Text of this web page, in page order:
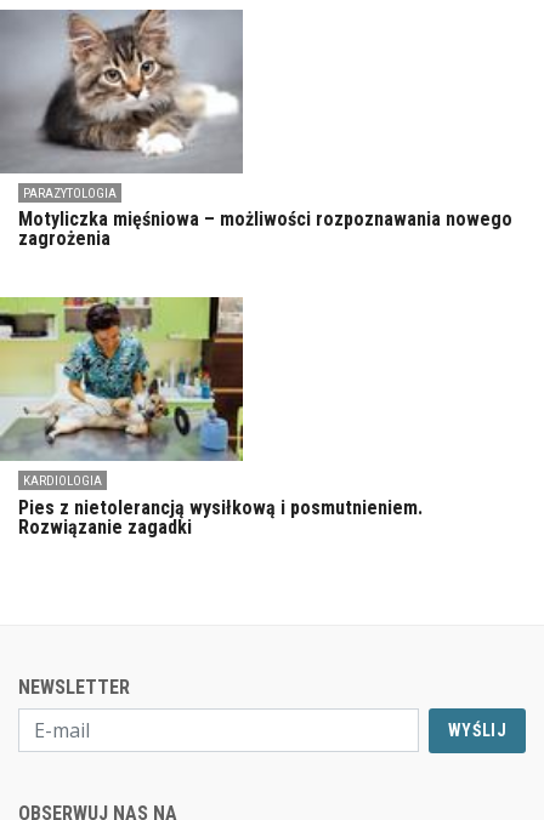
PARAZYTOLOGIA
Motyliczka mięśniowa – możliwości rozpoznawania nowego
zagrożenia
KARDIOLOGIA
Pies z nietolerancją wysiłkową i posmutnieniem.
Rozwiązanie zagadki
NEWSLETTER
WYŚLIJ
OBSERWUJ NAS NA